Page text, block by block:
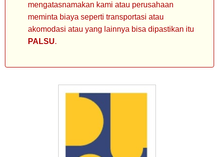
mengatasnamakan kami atau perusahaan
meminta biaya seperti transportasi atau
akomodasi atau yang lainnya bisa dipastikan itu
PALSU.